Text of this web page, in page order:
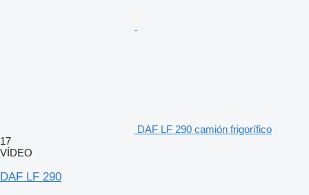
DAF LF 290 camión frigorífico
17
VÍDEO
DAF LF 290